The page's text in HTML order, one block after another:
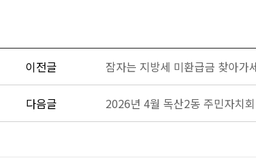
이전글 잠자는 지방세 미환급금 찾아가
다음글 2026년 4월 독산2동 주민자치